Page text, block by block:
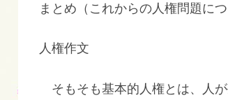
まとめ（これからの人権問題に
人権作文
そもそも基本的人権とは、人